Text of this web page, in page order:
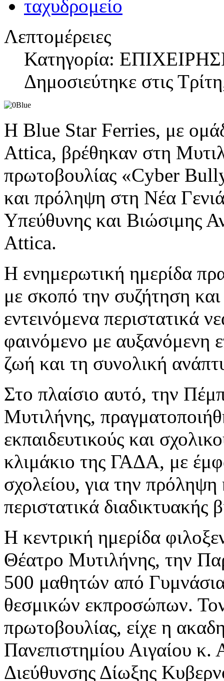
Λεπτομέρειες
Κατηγορία:
Δημοσιεύτηκε στις
Η Blue Star Ferries, με
Attica, βρέθηκαν στη
πρωτοβουλίας «Cyber
και πρόληψη στη Νέα
Υπεύθυνης και Βιώσιμης
Attica.
Η ενημερωτική ημερίδα
με σκοπό την συζήτηση
εντεινόμενα περιστατικά
φαινόμενο με αυξανόμενη
ζωή και τη συνολική
Στο πλαίσιο αυτό, την
Μυτιλήνης,
εκπαιδευτικούς και
κλιμάκιο της ΓΑΔΑ, με
σχολείου, για την
περιστατικά διαδικτυακής
Η κεντρική ημερίδα
Θέατρο Μυτιλήνης, την
500 μαθητών από
θεσμικών εκπροσώπων.
πρωτοβουλίας, είχε η
Πανεπιστημίου Αιγαίου
Διεύθυνσης Δίωξης